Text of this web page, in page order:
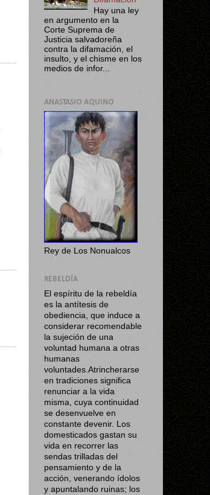
Hay una ley
en argumento en la
Corte Suprema de
Justicia salvadoreña
contra la difamación, el
insulto, y el chisme en los
medios de infor...
ANASTASIO AQUINO
Rey de Los Nonualcos
REBELDÍA
El espíritu de la rebeldía
es la antítesis de
obediencia, que induce a
considerar recomendable
la sujeción de una
voluntad humana a otras
humanas
voluntades.Atrincherarse
en tradiciones significa
renunciar a la vida
misma, cuya continuidad
se desenvuelve en
constante devenir. Los
domesticados gastan su
vida en recorrer las
sendas trilladas del
pensamiento y de la
acción, venerando ídolos
y apuntalando ruinas; los